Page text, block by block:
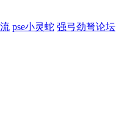
pse小灵蛇 强弓劲弩论坛